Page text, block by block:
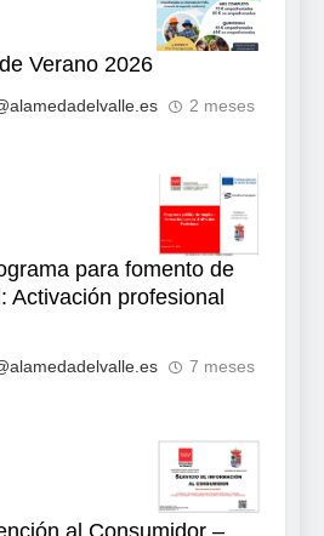
Verano 2026
2 meses
para fomento de
Activación profesional
7 meses